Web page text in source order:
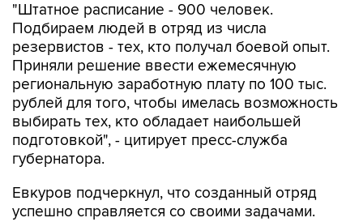
"Штатное расписание - 900 человек.
Подбираем людей в отряд из числа
резервистов - тех, кто получал боевой опыт.
Приняли решение ввести ежемесячную
региональную заработную плату по 100 тыс.
рублей для того, чтобы имелась возможность
выбирать тех, кто обладает наибольшей
подготовкой", - цитирует пресс-служба
губернатора.
Евкуров подчеркнул, что созданный отряд
успешно справляется со своими задачами.